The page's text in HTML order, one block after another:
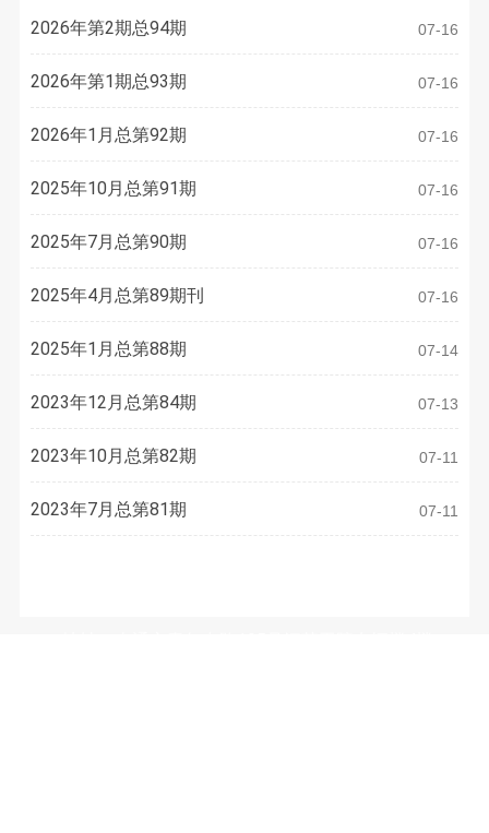
2026年第2期总94期 07-16
2026年第1期总93期 07-16
2026年1月总第92期 07-16
2025年10月总第91期 07-16
2025年7月总第90期 07-16
2025年4月总第89期刊 07-16
2025年1月总第88期 07-14
2023年12月总第84期 07-13
2023年10月总第82期 07-11
2023年7月总第81期 07-11